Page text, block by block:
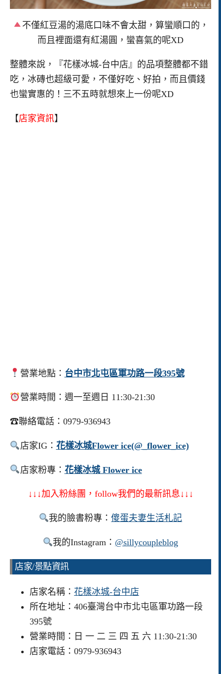
不僅紅豆湯的湯底口味不會太甜，算蠻順口的，
而且裡面還有紅湯圓，蠻喜氣的呢XD
整體來說，『花樣冰城-台中店』的品項整體都不錯
吃，冰磚也超級可愛，不僅好吃、好拍，而且價錢
也蠻實惠的！三不五時就想來上一份呢XD
【店家資訊】
營業地點： 台中市北屯區軍功路一段395號
營業時間：週一至週日 11:30-21:30
☎聯絡電話：0979-936943
店家IG： 花樣冰城Flower ice(@_flower_ice)
店家粉專： 花樣冰城 Flower ice
↓↓↓加入粉絲團， follow我們的最新訊息↓↓↓
我的臉書粉專：傻蛋夫妻生活札記
我的Instagram： @sillycoupleblog
店家/景點資訊
店家名稱： 花樣冰城-台中店
所在地址：406臺灣台中市北屯區軍功路一段
395號
營業時間：日 一 二 三 四 五 六 11:30-21:30
店家電話：0979-936943